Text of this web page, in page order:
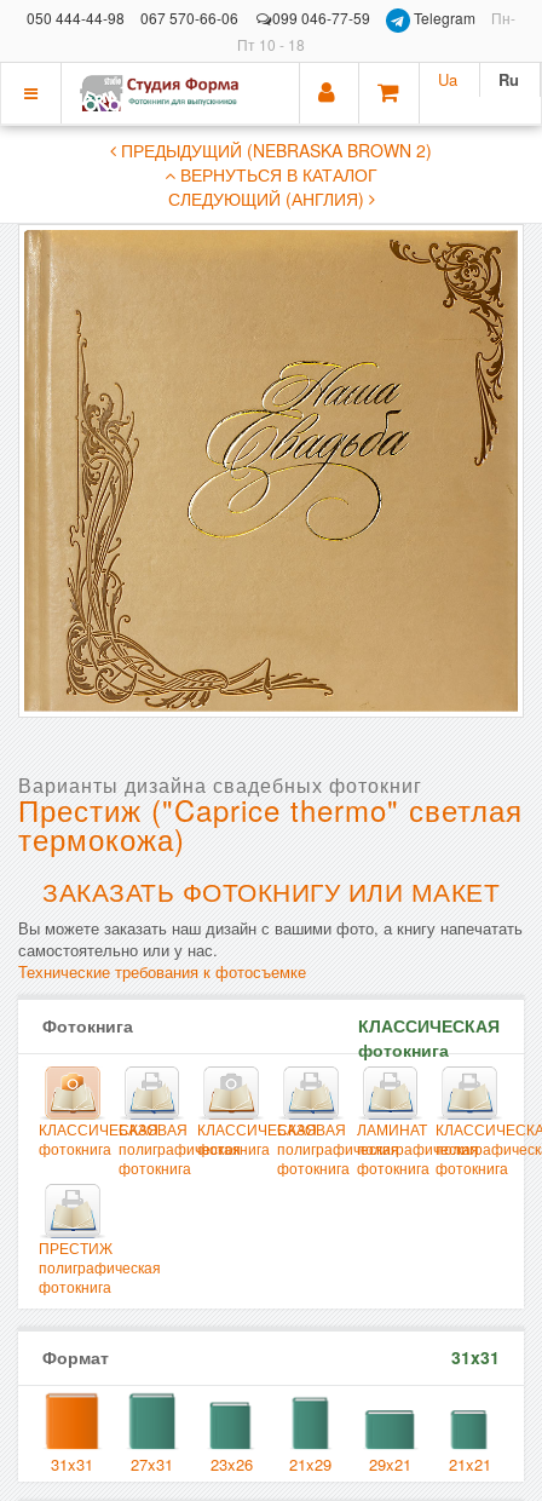
050 444-44-98 067 570-66-06 099 046-77-59 Telegram
Пн-
Пт 10 - 18
Показать
Ua Ru
ПРЕДЫДУЩИЙ (NEBRASKA BROWN 2)
ВЕРНУТЬСЯ В КАТАЛОГ
СЛЕДУЮЩИЙ (АНГЛИЯ)
Варианты дизайна свадебных фотокниг
Престиж ("Caprice thermo" светлая
термокожа)
ЗАКАЗАТЬ ФОТОКНИГУ ИЛИ МАКЕТ
Вы можете заказать наш дизайн с вашими фото, а книгу напечатать
самостоятельно или у нас.
Технические требования к фотосъемке
Фотокнига
КЛАССИЧЕСКАЯ
фотокнига
КЛАССИЧЕСКАЯ
фотокнига
БАЗОВАЯ
полиграфическая
фотокнига
КЛАССИЧЕСКАЯ
фотокнига
БАЗОВАЯ
полиграфическая
фотокнига
ЛАМИНАТ
полиграфическая
фотокнига фотокнига
ПРЕСТИЖ
полиграфическая
фотокнига
Формат 31x31
31x31 27x31 23x26 21x29 29x21 21x21